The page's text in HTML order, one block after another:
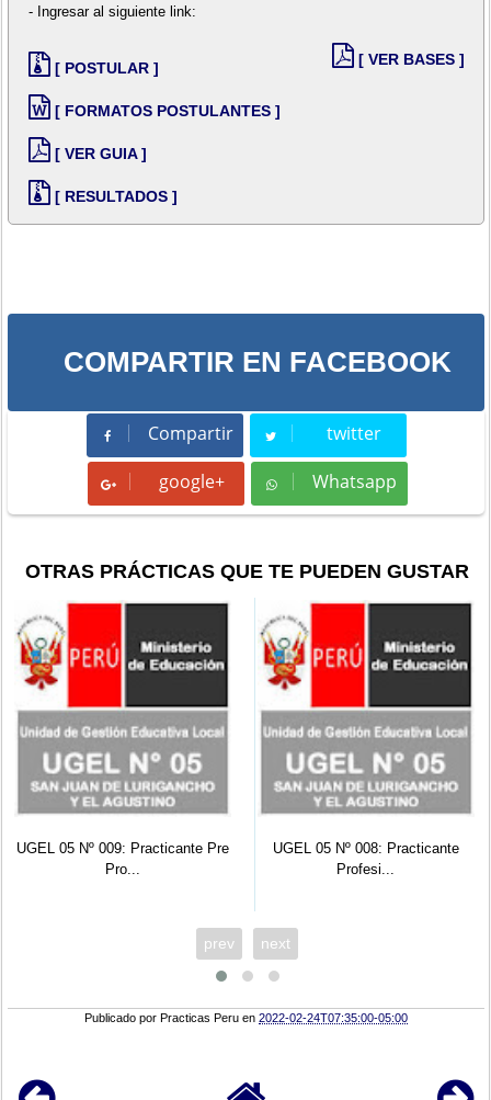
- Ingresar al siguiente link:
[ POSTULAR ]
[ FORMATOS POSTULANTES ]
[ VER GUIA ]
[ RESULTADOS ]
[ VER BASES ]
COMPARTIR EN FACEBOOK
Compartir
Compartir twitter
Tweet
google+ Whatsapp
Whatsapp
OTRAS PRÁCTICAS QUE TE PUEDEN GUSTAR
Pre
UGEL 05 Nº 008: Practicante
Profesi...
UGEL 05 Nº 007: Practicante
Pro...
prev next
Publicado por Practicas Peru en2022-02-24T07:35:00-05:00